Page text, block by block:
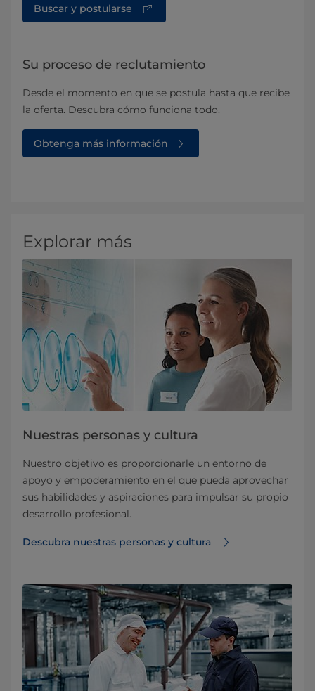
Buscar y postularse
Su proceso de reclutamiento
Desde el momento en que se postula hasta que recibe
la oferta. Descubra cómo funciona todo.
Obtenga más información
Explorar más
Nuestras personas y cultura
Nuestro objetivo es proporcionarle un entorno de
apoyo y empoderamiento en el que pueda aprovechar
sus habilidades y aspiraciones para impulsar su propio
desarrollo profesional.
Descubra nuestras personas y cultura